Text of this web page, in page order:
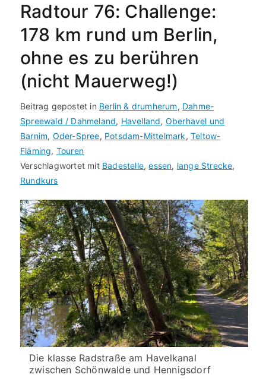
Radtour 76: Challenge:
178 km rund um Berlin,
ohne es zu berühren
(nicht Mauerweg!)
Beitrag gepostet in Berlin & drumherum, Dahme-
Spreewald / Dahmeland, Havelland, Oberhavel und
Barnim, Oder-Spree, Potsdam-Mittelmark,Teltow-
Fläming, Touren
Verschlagwortet mit Badestelle,essen, lange Strecke,
Rundkurs
Die klasse Radstraße am Havelkanal
zwischen Schönwalde und Hennigsdorf